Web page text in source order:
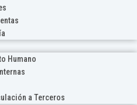
Humano
a Terceros